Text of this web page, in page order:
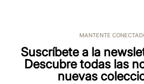
MANTENTE
Suscríbete a la
Descubre todas las
nuevas